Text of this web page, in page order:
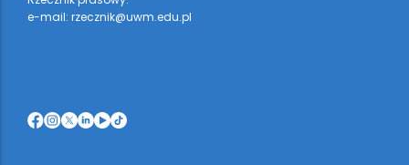
e-mail: rzecznik@uwm.edu.pl